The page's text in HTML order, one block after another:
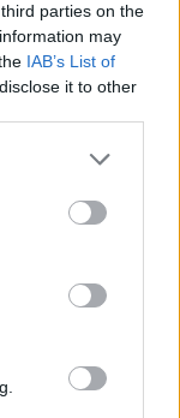
parties on the
may
IAB’s List of
it to other